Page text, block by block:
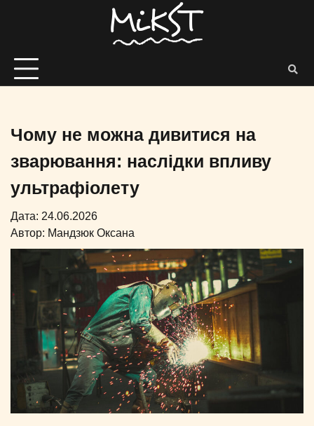
Чому не можна дивитися на
зварювання: наслідки впливу
ультрафіолету
Дата: 24.06.2026
Автор: Мандзюк Оксана